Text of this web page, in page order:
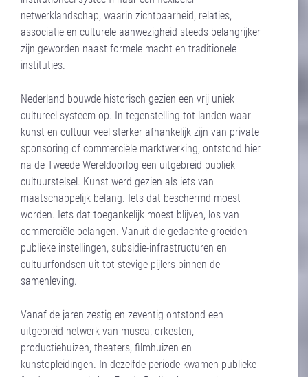
netwerklandschap, waarin zichtbaarheid, relaties,
associatie en culturele aanwezigheid steeds belangrijker
zijn geworden naast formele macht en traditionele
instituties.
Nederland bouwde historisch gezien een vrij uniek
cultureel systeem op. In tegenstelling tot landen waar
kunst en cultuur veel sterker afhankelijk zijn van private
sponsoring of commerciële marktwerking, ontstond hier
na de Tweede Wereldoorlog een uitgebreid publiek
cultuurstelsel. Kunst werd gezien als iets van
maatschappelijk belang. Iets dat beschermd moest
worden. Iets dat toegankelijk moest blijven, los van
commerciële belangen. Vanuit die gedachte groeiden
publieke instellingen, subsidie-infrastructuren en
cultuurfondsen uit tot stevige pijlers binnen de
samenleving.
Vanaf de jaren zestig en zeventig ontstond een
uitgebreid netwerk van musea, orkesten,
productiehuizen, theaters, filmhuizen en
kunstopleidingen. In dezelfde periode kwamen publieke